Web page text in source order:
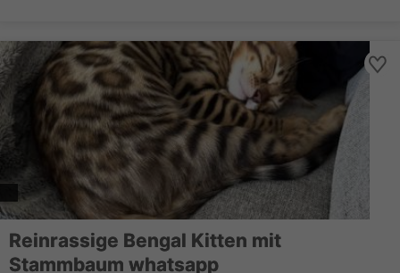
Reinrassige Bengal Kitten mit
Stammbaum whatsapp